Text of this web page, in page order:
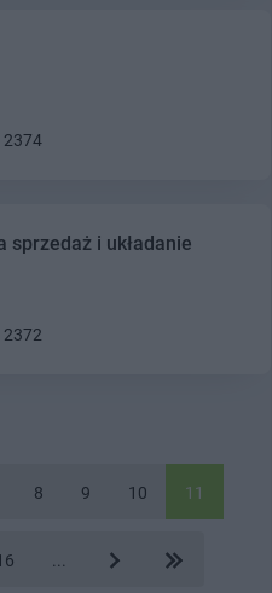
2374
sprzedaż i układanie
2372
8 9 10 11